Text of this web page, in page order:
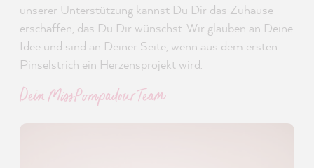
unserer Unterstützung kannst Du Dir das Zuhause
erschaffen, das Du Dir wünschst. Wir glauben an Deine
Idee und sind an Deiner Seite, wenn aus dem ersten
Pinselstrich ein Herzensprojekt wird.
Dein MissPompadour Team